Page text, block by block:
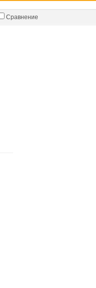
Сравнение